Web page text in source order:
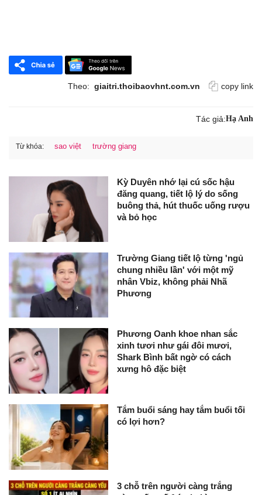
Theo: giaitri.thoibaovhnt.com.vn copy link
Tác giả:Hạ Anh
Từ khóa: sao việt trường giang
Kỳ Duyên nhớ lại cú sốc hậu
đăng quang, tiết lộ lý do sống
buông thả, hút thuốc uống rượu
và bỏ học
Trường Giang tiết lộ từng 'ngủ
chung nhiều lần' với một mỹ
nhân Vbiz, không phải Nhã
Phương
Phương Oanh khoe nhan sắc
xinh tươi như gái đôi mươi,
Shark Bình bất ngờ có cách
xưng hô đặc biệt
Tắm buổi sáng hay tắm buổi tối
có lợi hơn?
3 chỗ trên người càng trắng